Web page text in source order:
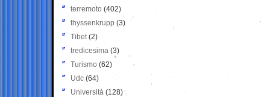
terremoto (402)
thyssenkrupp (3)
Tibet(2)
tredicesima (3)
Turismo (62)
Udc (64)
Università (128)